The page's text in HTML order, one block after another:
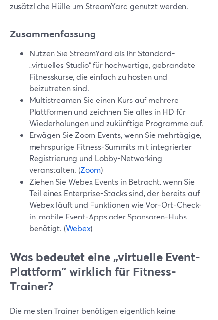
zusätzliche Hülle um StreamYard genutzt werden.
Zusammenfassung
Nutzen Sie StreamYard als Ihr Standard-
„virtuelles Studio“ für hochwertige, gebrandete
Fitnesskurse, die einfach zu hosten und
beizutreten sind.
Multistreamen Sie einen Kurs auf mehrere
Plattformen und zeichnen Sie alles in HD für
Wiederholungen und zukünftige Programme auf.
Erwägen Sie Zoom Events, wenn Sie mehrtägige,
mehrspurige Fitness-Summits mit integrierter
Registrierung und Lobby-Networking
veranstalten. (Zoom)
Ziehen Sie Webex Events in Betracht, wenn Sie
Teil eines Enterprise-Stacks sind, der bereits auf
Webex läuft und Funktionen wie Vor-Ort-Check-
in, mobile Event-Apps oder Sponsoren-Hubs
benötigt. (Webex)
Was bedeutet eine „virtuelle Event-
Plattform“ wirklich für Fitness-
Trainer?
Die meisten Trainer benötigen eigentlich keine